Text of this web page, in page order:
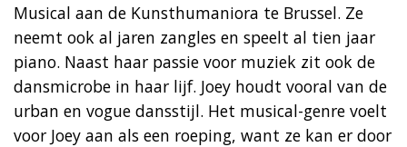
Musical aan de Kunsthumaniora te Brussel. Ze
neemt ook al jaren zangles en speelt al tien jaar
piano. Naast haar passie voor muziek zit ook de
dansmicrobe in haar lijf. Joey houdt vooral van de
urban en vogue dansstijl. Het musical-genre voelt
voor Joey aan als een roeping, want ze kan er door